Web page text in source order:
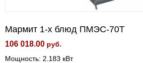
Мармит 1-х блюд ПМЭС-70Т
106 018.00 руб.
Мощность: 2.183 кВт